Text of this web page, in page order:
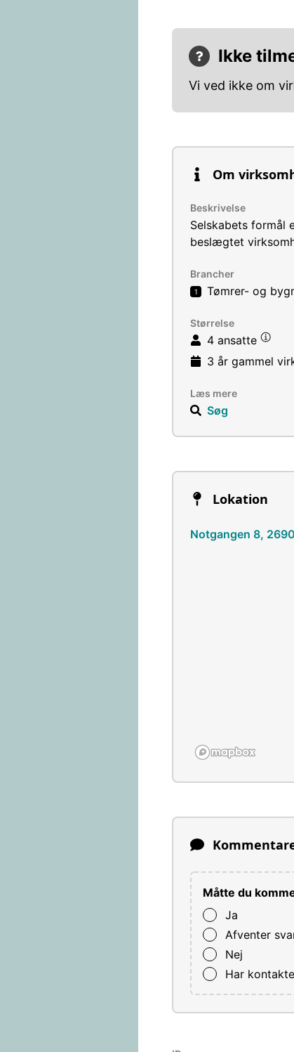
Ikke
Vi ved ikke om
Om
Beskrivelse
Selskabets formål
beslægtet
Brancher
1 Tømrer- og
Størrelse
4 ansatte
3 år gammel
Læs mere
Søg
Lokation
Notgangen 8,
Måtte du
Ja
Afventer
Nej
Har